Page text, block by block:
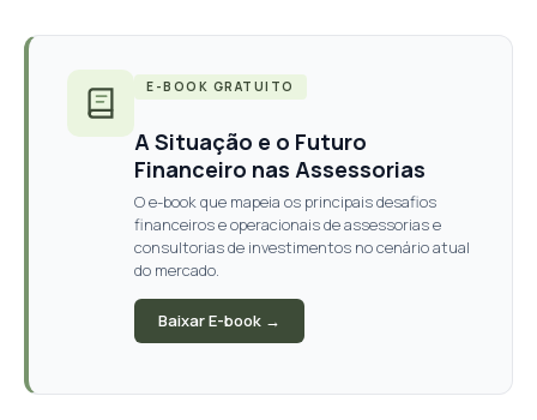
E-BOOK GRATUITO
A Situação e o Futuro
Financeiro nas Assessorias
O e-book que mapeia os principais desafios
financeiros e operacionais de assessorias e
consultorias de investimentos no cenário atual
do mercado.
Baixar E-book →